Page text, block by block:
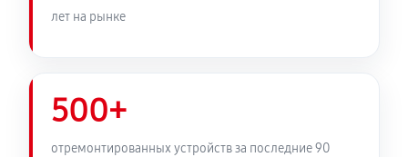
лет на рынке
500+
отремонтированных устройств за последние 90